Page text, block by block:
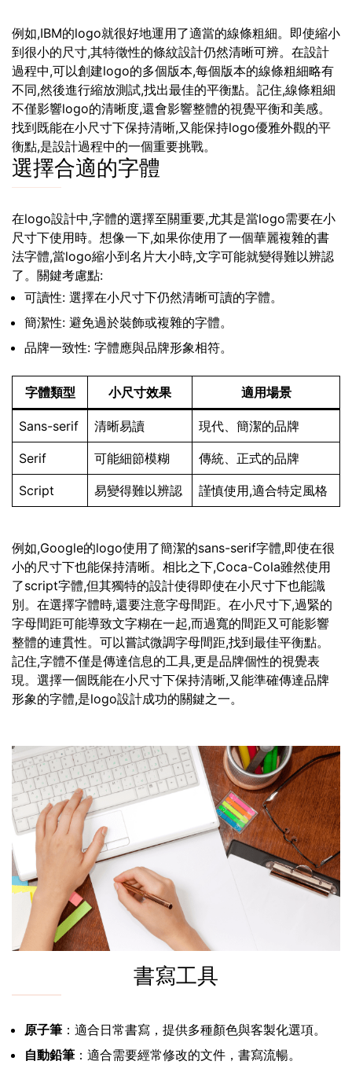
例如,IBM的logo就很好地運用了適當的線條粗細。即使縮小
到很小的尺寸,其特徵性的條紋設計仍然清晰可辨。在設計
過程中,可以創建logo的多個版本,每個版本的線條粗細略有
不同,然後進行縮放測試,找出最佳的平衡點。記住,線條粗細
不僅影響logo的清晰度,還會影響整體的視覺平衡和美感。
找到既能在小尺寸下保持清晰,又能保持logo優雅外觀的平
衡點,是設計過程中的一個重要挑戰。
選擇合適的字體
在logo設計中,字體的選擇至關重要,尤其是當logo需要在小
尺寸下使用時。想像一下,如果你使用了一個華麗複雜的書
法字體,當logo縮小到名片大小時,文字可能就變得難以辨認
了。關鍵考慮點:
可讀性: 選擇在小尺寸下仍然清晰可讀的字體。
簡潔性: 避免過於裝飾或複雜的字體。
品牌一致性: 字體應與品牌形象相符。
字體類型 小尺寸效果 適用場景
Sans-serif 清晰易讀 現代、簡潔的品牌
Serif 可能細節模糊 傳統、正式的品牌
Script 易變得難以辨認 謹慎使用,適合特定風格
例如,Google的logo使用了簡潔的sans-serif字體,即使在很
小的尺寸下也能保持清晰。相比之下,Coca-Cola雖然使用
了script字體,但其獨特的設計使得即使在小尺寸下也能識
別。在選擇字體時,還要注意字母間距。在小尺寸下,過緊的
字母間距可能導致文字糊在一起,而過寬的間距又可能影響
整體的連貫性。可以嘗試微調字母間距,找到最佳平衡點。
記住,字體不僅是傳達信息的工具,更是品牌個性的視覺表
現。選擇一個既能在小尺寸下保持清晰,又能準確傳達品牌
形象的字體,是logo設計成功的關鍵之一。
書寫工具
原子筆 ：適合日常書寫，提供多種顏色與客製化選項。
自動鉛筆 ：適合需要經常修改的文件，書寫流暢。